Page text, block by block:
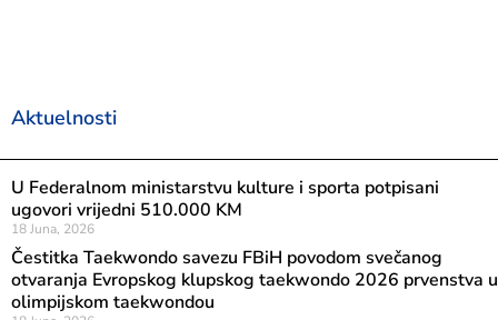
Aktuelnosti
U Federalnom ministarstvu kulture i sporta potpisani
ugovori vrijedni 510.000 KM
18 Juna, 2026
Čestitka Taekwondo savezu FBiH povodom svečanog
otvaranja Evropskog klupskog taekwondo 2026 prvenstva u
olimpijskom taekwondou